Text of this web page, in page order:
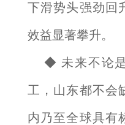
下滑势头强劲回
效益显著攀升。
◆ 未来不论是
工，山东都不会
内乃至全球具有